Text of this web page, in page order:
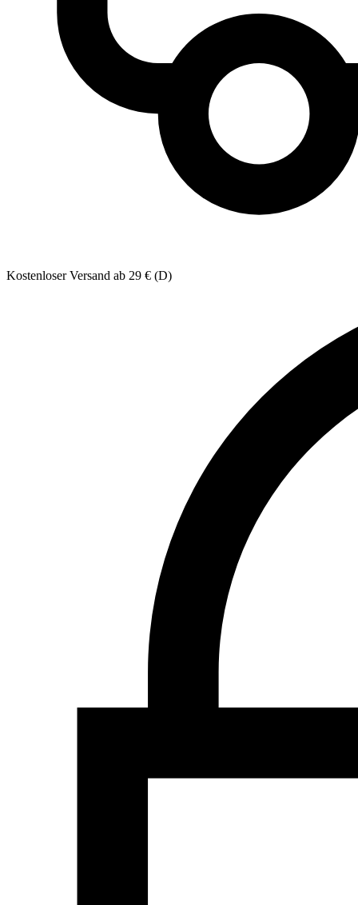
Kostenloser Versand ab 29 € (D)